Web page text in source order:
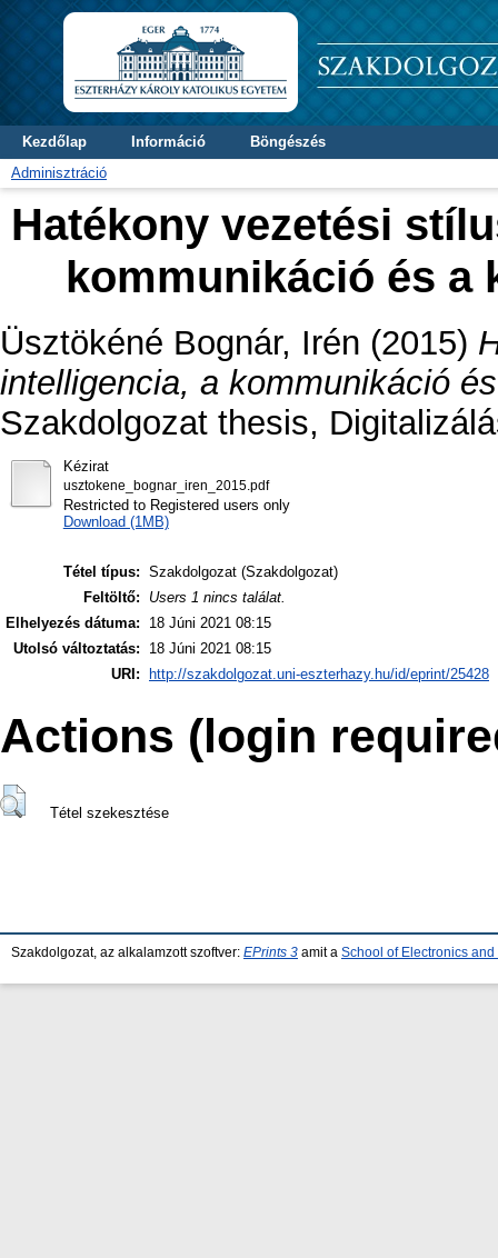
Kezdőlap Információ
Böngészés
Adminisztráció
Hatékony vezetési
kommunikáció és a
Üsztökéné Bognár, Irén (2015)
intelligencia, a kommunikáció
Szakdolgozat thesis,
Kézirat
usztokene_bognar_iren_2015.pdf
Restricted to Registered users only
Download (1MB)
Tétel típus: Szakdolgozat (Szakdolgozat)
Feltöltő:
Users 1 nincs találat.
Elhelyezés dátuma:
18 Júni 2021 08:15
Utolsó változtatás:
18 Júni 2021 08:15
URI:
http://szakdolgozat.uni-eszterhazy.hu/id/eprint/25428
Actions (login
Tétel szekesztése
Szakdolgozat, az alkalamzott szoftver: EPrints 3 amit a School of Electronics